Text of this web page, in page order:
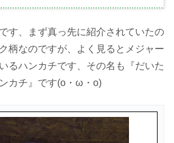
す、まず真っ先に紹介されていたの
柄なのですが、よく見るとメジャー
るハンカチです、その名も『だいた
カチ』です(o・ω・o)